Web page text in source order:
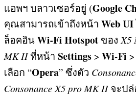
แอพฯ บลาวเซอร์อยู่ (Google
คุณสามารถเข้าถึงหน้า Web UI
ล็อคอินWi-Fi Hotspot ของX5
MK IIที่หน้า Settings > Wi-Fi >
เลือก “Opera” ซึ่งตัว
Consonance X5 pro MK II จะป